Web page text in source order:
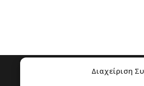
Διαχείριση